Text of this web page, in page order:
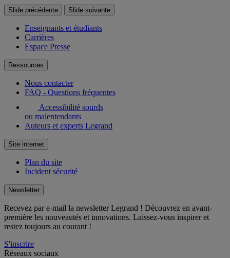
Slide précédente Slide suivante
Enseignants et étudiants
Carrières
Espace Presse
Ressources
Nous contacter
FAQ - Questions fréquentes
Accessibilité sourds
ou malentendants
Auteurs et experts Legrand
Site internet
Plan du site
Incident sécurité
Newsletter
Recevez par e-mail la newsletter Legrand ! Découvrez en avant-
première les nouveautés et innovations. Laissez-vous inspirer et
restez toujours au courant !
S'inscrire
Réseaux sociaux